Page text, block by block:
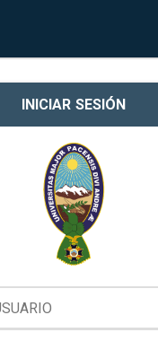
INICIAR SESIÓN